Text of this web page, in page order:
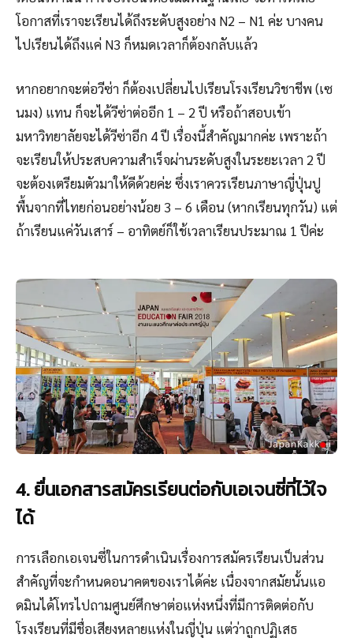
โอกาสที่เราจะเรียนได้ถึงระดับสูงอย่าง N2 – N1 ค่ะ บางคน
ไปเรียนได้ถึงแค่ N3 ก็หมดเวลาก็ต้องกลับแล้ว
หากอยากจะต่อวีซ่า ก็ต้องเปลี่ยนไปเรียนโรงเรียนวิชาชีพ (เซ
นมง) แทน ก็จะได้วีซ่าต่ออีก 1 – 2 ปี หรือถ้าสอบเข้า
มหาวิทยาลัยจะได้วีซ่าอีก 4 ปี เรื่องนี้สำคัญมากค่ะ เพราะถ้า
จะเรียนให้ประสบความสำเร็จผ่านระดับสูงในระยะเวลา 2 ปี
จะต้องเตรียมตัวมาให้ดีด้วยค่ะ ซึ่งเราควรเรียนภาษาญี่ปุ่นปู
พื้นจากที่ไทยก่อนอย่างน้อย 3 – 6 เดือน (หากเรียนทุกวัน) แต่
ถ้าเรียนแค่วันเสาร์ – อาทิตย์ก็ใช้เวลาเรียนประมาณ 1 ปีค่ะ
4. ยื่นเอกสารสมัครเรียนต่อกับเอเจนซี่ที่ไว้ใจ
ได้
การเลือกเอเจนซี่ในการดำเนินเรื่องการสมัครเรียนเป็นส่วน
สำคัญที่จะกำหนดอนาคตของเราได้ค่ะ เนื่องจากสมัยนั้นแอ
ดมินได้โทรไปถามศูนย์ศึกษาต่อแห่งหนึ่งที่มีการติดต่อกับ
โรงเรียนที่มีชื่อเสียงหลายแห่งในญี่ปุ่น แต่ว่าถูกปฏิเสธ